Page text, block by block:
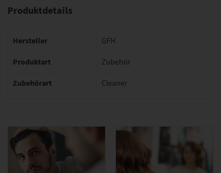
Produktdetails
Hersteller GFH
Produktart Zubehör
Zubehörart Cleaner